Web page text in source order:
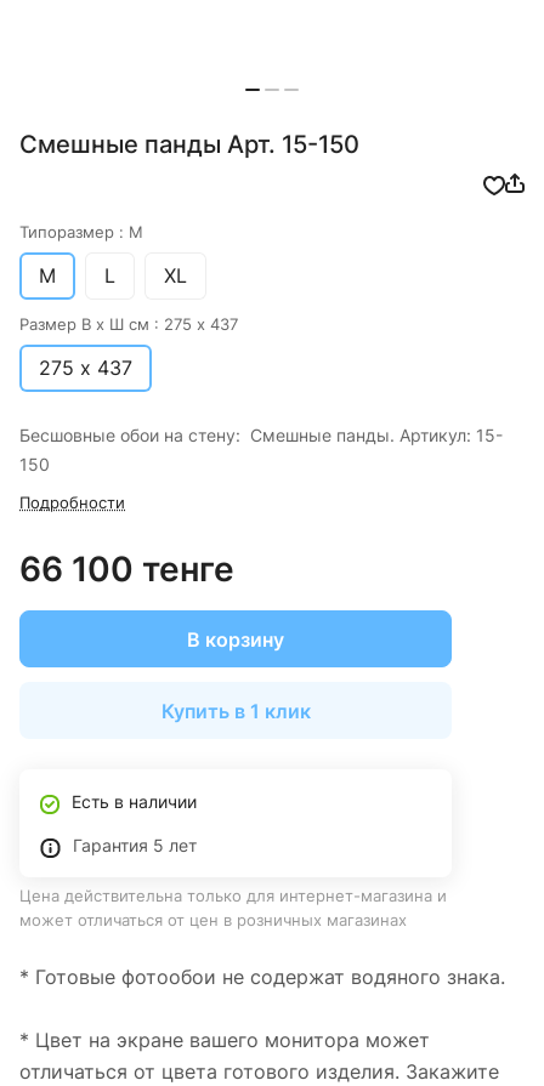
Смешные панды Арт. 15-150
Типоразмер : M
M L XL
Размер В х Ш см : 275 х 437
275 х 437
Бесшовные обои на стену: Смешные панды. Артикул: 15-
150
Подробности
66 100 тенге
В корзину
Купить в 1 клик
Есть в наличии
Гарантия 5 лет
Цена действительна только для интернет-магазина и
может отличаться от цен в розничных магазинах
* Готовые фотообои не содержат водяного знака.
* Цвет на экране вашего монитора может
отличаться от цвета готового изделия. Закажите